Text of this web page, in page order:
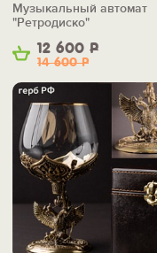
12 600 Р
14 600Р
Музыкальный автомат
"Ретродиско"